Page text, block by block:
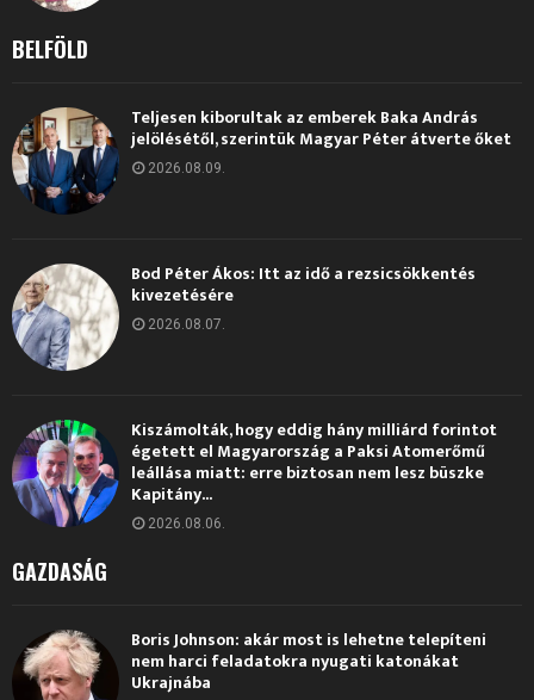
BELFÖLD
Teljesen kiborultak az emberek Baka András
jelölésétől, szerintük Magyar Péter átverte őket
2026.08.09.
Bod Péter Ákos: Itt az idő a rezsicsökkentés
kivezetésére
2026.08.07.
Kiszámolták, hogy eddig hány milliárd forintot
égetett el Magyarország a Paksi Atomerőmű
leállása miatt: erre biztosan nem lesz büszke
Kapitány...
2026.08.06.
GAZDASÁG
Boris Johnson: akár most is lehetne telepíteni
nem harci feladatokra nyugati katonákat
Ukrajnába